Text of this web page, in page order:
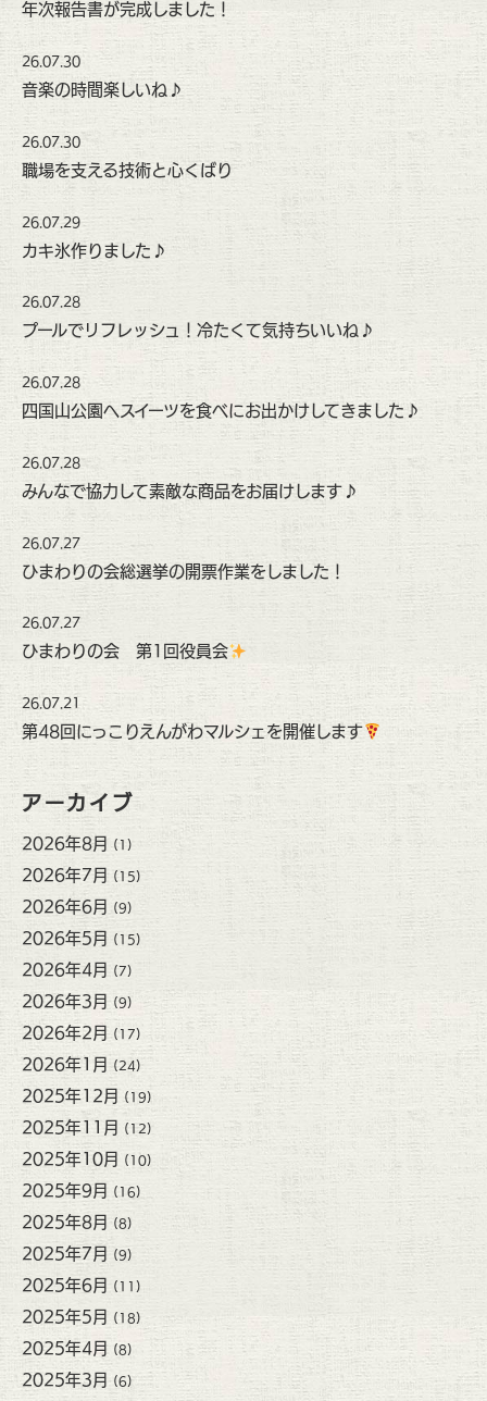
年次報告書が完成しました！
26.07.30
音楽の時間楽しいね♪
26.07.30
職場を支える技術と心くばり
26.07.29
カキ氷作りました♪
26.07.28
プールでリフレッシュ！冷たくて気持ちいいね♪
26.07.28
四国山公園へスイーツを食べにお出かけしてきました♪
26.07.28
みんなで協力して素敵な商品をお届けします♪
26.07.27
ひまわりの会総選挙の開票作業をしました！
26.07.27
ひまわりの会 第1回役員会
26.07.21
第48回にっこりえんがわマルシェを開催します
アーカイブ
2026年8月 (1)
2026年7月 (15)
2026年6月 (9)
2026年5月 (15)
2026年4月 (7)
2026年3月 (9)
2026年2月 (17)
2026年1月 (24)
2025年12月 (19)
2025年11月 (12)
2025年10月 (10)
2025年9月 (16)
2025年8月 (8)
2025年7月 (9)
2025年6月 (11)
2025年5月 (18)
2025年4月 (8)
2025年3月 (6)